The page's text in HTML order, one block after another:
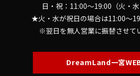
日・祝：11:00～19:00（火・水
★火・水が祝日の場合は11:00～
※翌日を無人営業に振替させて
DreamLand一宮